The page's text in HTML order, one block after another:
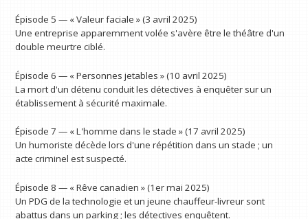
Épisode 5 — « Valeur faciale » (3 avril 2025)
Une entreprise apparemment volée s'avère être le théâtre d'un
double meurtre ciblé.
Épisode 6 — « Personnes jetables » (10 avril 2025)
La mort d'un détenu conduit les détectives à enquêter sur un
établissement à sécurité maximale.
Épisode 7 — « L'homme dans le stade » (17 avril 2025)
Un humoriste décède lors d'une répétition dans un stade ; un
acte criminel est suspecté.
Épisode 8 — « Rêve canadien » (1er mai 2025)
Un PDG de la technologie et un jeune chauffeur-livreur sont
abattus dans un parking ; les détectives enquêtent.